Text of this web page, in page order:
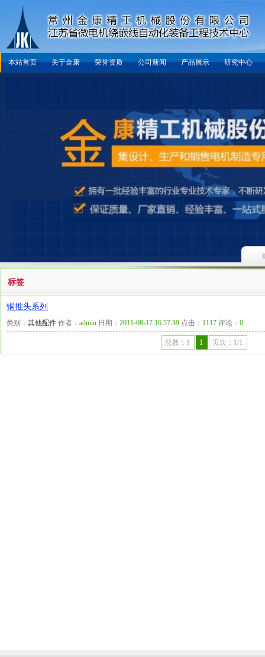
本站首页 关于金康 荣誉资质 公司新闻 产品展示 研究中心
标签
铜推头系列
类别： 其他配件 作者： admin 日期： 2011-08-17 16.57.39 点击： 1117 评论： 0
总数：1 1 页次：1/1